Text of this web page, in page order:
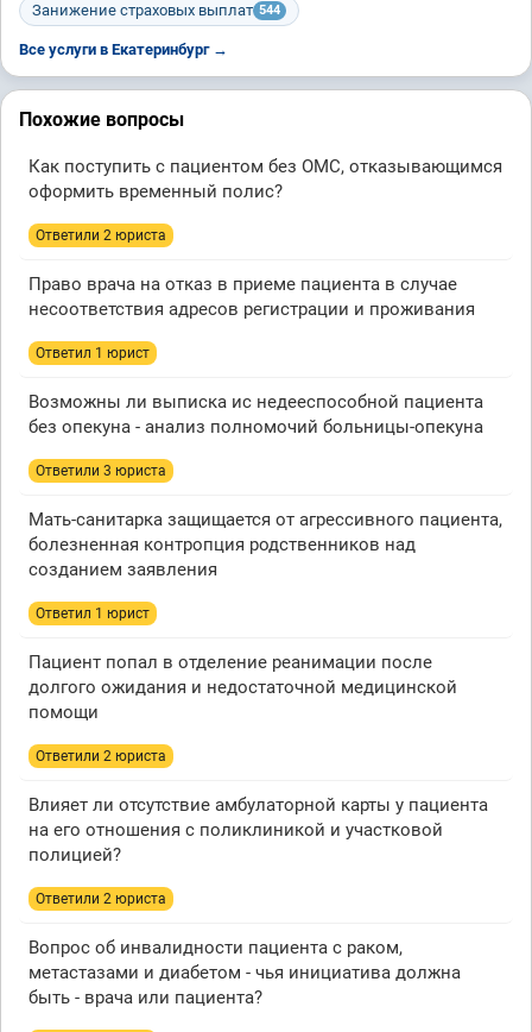
Занижение страховых выплат 544
Все услуги в Екатеринбург →
Похожие вопросы
Как поступить с пациентом без ОМС, отказывающимся
оформить временный полис?
Ответили 2 юристa
Право врача на отказ в приеме пациента в случае
несоответствия адресов регистрации и проживания
Ответил 1 юрист
Возможны ли выписка ис недееспособной пациента
без опекуна - анализ полномочий больницы-опекуна
Ответили 3 юристa
Мать-санитарка защищается от агрессивного пациента,
болезненная контропция родственников над
созданием заявления
Ответил 1 юрист
Пациент попал в отделение реанимации после
долгого ожидания и недостаточной медицинской
помощи
Ответили 2 юристa
Влияет ли отсутствие амбулаторной карты у пациента
на его отношения с поликлиникой и участковой
полицией?
Ответили 2 юристa
Вопрос об инвалидности пациента с раком,
метастазами и диабетом - чья инициатива должна
быть - врача или пациента?